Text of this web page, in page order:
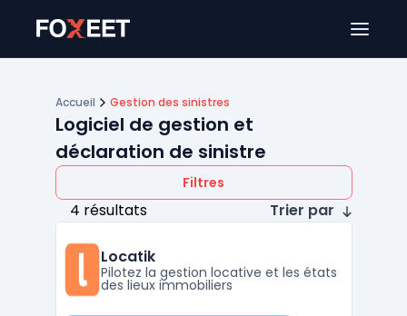
Accueil Gestion des sinistres
Logiciel de gestion et
déclaration de sinistre
Filtres
4 résultats Trier par
Locatik
Pilotez la gestion locative et les états
des lieux immobiliers